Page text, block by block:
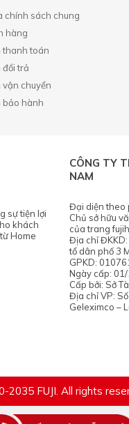
chính sách chung
hàng
thanh toán
đổi trả
vận chuyển
bảo hành
sự tiện lợi
khách
Home
CÔNG TY
NAM
Đại diện theo
Chủ sở hữu
của trang
Địa chỉ ĐKKD:
tổ dân phố 3
GPKD:
Ngày cấp:
Cấp bởi: Sở
Địa chỉ VP:
Geleximco –
2035 FUJI. All rights